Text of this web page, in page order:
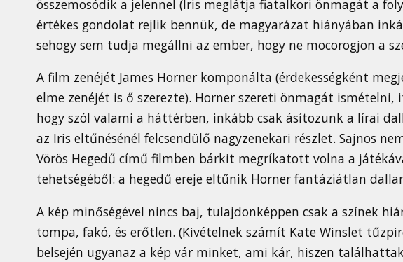
összemosódik a jelennel (Iris meglátja fiatalkori önmagát a
értékes gondolat rejlik bennük, de magyarázat hiányában
sehogy sem tudja megállni az ember, hogy ne mocorogjon a
A film zenéjét James Horner komponálta (érdekességként
elme zenéjét is ő szerezte). Horner szereti önmagát
hogy szól valami a háttérben, inkább csak ásítozunk a lírai
az Iris eltűnésénél felcsendülő nagyzenekari részlet. Sajnos
Vörös Hegedű című filmben bárkit megríkatott volna a
tehetségéből: a hegedű ereje eltűnik Horner fantáziátlan
A kép minőségével nincs baj, tulajdonképpen csak a színek
tompa, fakó, és erőtlen. (Kivételnek számít Kate Winslet
belsején ugyanaz a kép vár minket, ami kár, hiszen